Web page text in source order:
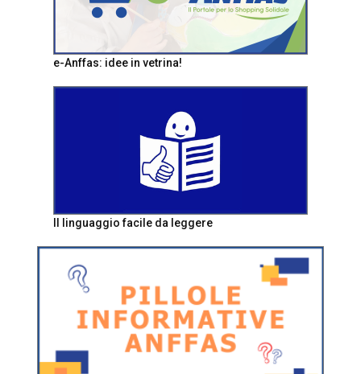
e-Anffas: idee in vetrina!
Il linguaggio facile da leggere